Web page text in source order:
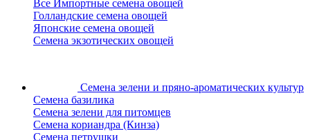
Все Импортные семена овощей
Голландские семена овощей
Японские семена овощей
Семена экзотических овощей
Семена зелени и пряно-ароматических культур
Семена базилика
Семена зелени для питомцев
Семена кориандра (Кинза)
Семена петрушки